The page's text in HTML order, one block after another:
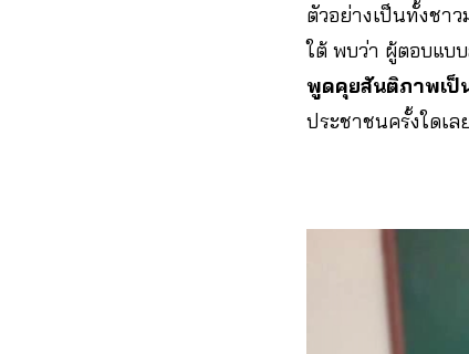
ตัวอย่างเป็นทั้งชา
ใต้ พบว่า ผู้ตอบแบ
พูดคุยสันติภาพเป็
ประชาชนครั้งใดเ